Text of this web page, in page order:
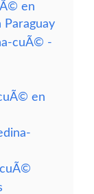
en
Paraguay
cuÃ© -
en